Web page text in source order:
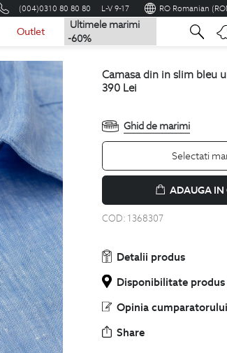
(004)0310 80 80 80 L-V 9-17 RO Romanian
Outlet
Ultimele marimi
-60%
Romana
camasa din in slim bleu
390 Lei
Ghid de marimi
Selectati
ADAUGA IN
COD: 1368307
Detalii produs
Disponibilitate produs
Opinia cumparatorului
Share